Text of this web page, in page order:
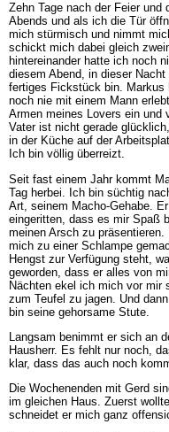
Zehn Tage nach der Feier
Abends und als ich die Tür
mich stürmisch und nimmt
schickt mich dabei gleich
hintereinander hatte ich noch
diesem Abend, in dieser
fertiges Fickstück bin. Markus
noch nie mit einem Mann
Armen meines Lovers ein und
Vater ist nicht gerade
in der Küche auf der
Ich bin völlig überreizt.
Seit fast einem Jahr kommt
Tag herbei. Ich bin süchtig
Art, seinem Macho-Gehabe.
eingeritten, dass es mir Spaß
meinen Arsch zu
mich zu einer Schlampe
Hengst zur Verfügung steht,
geworden, dass er alles von
Nächten ekel ich mich vor mir
zum Teufel zu jagen. Und
bin seine gehorsame Stute.
Langsam benimmt er sich an
Hausherr. Es fehlt nur noch,
klar, dass das auch noch
Die Wochenenden mit Gerd
im gleichen Haus. Zuerst
schneidet er mich ganz